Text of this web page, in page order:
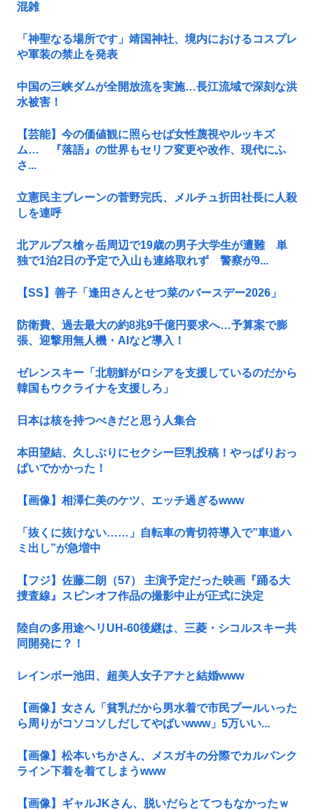
混雑
「神聖なる場所です」靖国神社、境内におけるコスプレ
や軍装の禁止を発表
中国の三峡ダムが全開放流を実施…長江流域で深刻な洪
水被害！
【芸能】今の価値観に照らせば女性蔑視やルッキズ
ム… 『落語』の世界もセリフ変更や改作、現代にふ
さ...
立憲民主ブレーンの菅野完氏、メルチュ折田社長に人殺
しを連呼
北アルプス槍ヶ岳周辺で19歳の男子大学生が遭難 単
独で1泊2日の予定で入山も連絡取れず 警察が9...
【SS】善子「逢田さんとせつ菜のバースデー2026」
防衛費、過去最大の約8兆9千億円要求へ…予算案で膨
張、迎撃用無人機・AIなど導入！
ゼレンスキー「北朝鮮がロシアを支援しているのだから
韓国もウクライナを支援しろ」
日本は核を持つべきだと思う人集合
本田望結、久しぶりにセクシー巨乳投稿！やっぱりおっ
ぱいでかかった！
【画像】相澤仁美のケツ、エッチ過ぎるwww
「抜くに抜けない……」自転車の青切符導入で”車道ハ
ミ出し”が急増中
【フジ】佐藤二朗（57） 主演予定だった映画『踊る大
捜査線』スピンオフ作品の撮影中止が正式に決定
陸自の多用途ヘリUH-60後継は、三菱・シコルスキー共
同開発に？！
レインボー池田、超美人女子アナと結婚www
【画像】女さん「貧乳だから男水着で市民プールいった
ら周りがコソコソしだしてやばいwww」5万いい...
【画像】松本いちかさん、メスガキの分際でカルバンク
ライン下着を着てしまうwww
【画像】ギャルJKさん、脱いだらとてつもなかったｗ